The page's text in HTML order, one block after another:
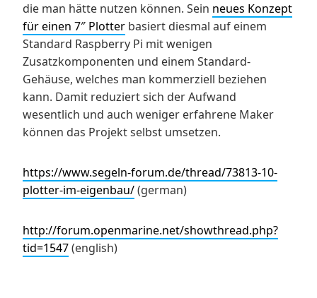
die man hätte nutzen können. Sein neues Konzept
für einen 7″ Plotter basiert diesmal auf einem
Standard Raspberry Pi mit wenigen
Zusatzkomponenten und einem Standard-
Gehäuse, welches man kommerziell beziehen
kann. Damit reduziert sich der Aufwand
wesentlich und auch weniger erfahrene Maker
können das Projekt selbst umsetzen.
https://www.segeln-forum.de/thread/73813-10-
plotter-im-eigenbau/(german)
http://forum.openmarine.net/showthread.php?
tid=1547(english)